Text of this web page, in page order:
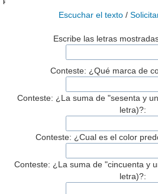
Escuchar el texto/
Escribe las letras
Conteste: ¿Qué marca de
Conteste: ¿La suma de "sesenta y
letra)?:
Conteste: ¿Cual es el color
Conteste: ¿La suma de "cincuenta y
letra)?: